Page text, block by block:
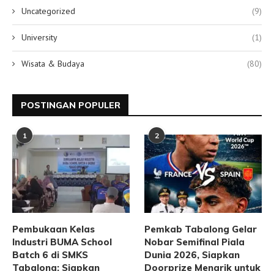
Uncategorized (9)
University (1)
Wisata & Budaya (80)
POSTINGAN POPULER
1
Pembukaan Kelas
Industri BUMA School
Batch 6 di SMKS
Tabalong: Siapkan
2
Pemkab Tabalong Gelar
Nobar Semifinal Piala
Dunia 2026, Siapkan
Doorprize Menarik untuk